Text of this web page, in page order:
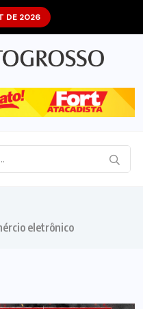
DE 2026
eletrônico